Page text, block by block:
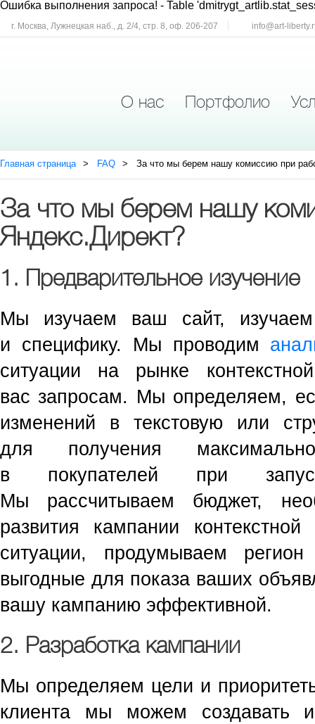
Ошибка выполнения запроса! - Table
г. Москва, Лужнецкая наб., д. 2/4, стр. 8, оф. 206-207 info@art-
О нас Портфолио
Главная страница FAQ За что мы берем нашу комиссию при
За что мы берем нашу
Яндекс.Директ?
1. Предварительное изучение
Мы изучаем ваш сайт,
и специфику. Мы проводим
ситуации на рынке
вас запросам. Мы определяем,
изменений в текстовую или
для получения
в покупателей при
Мы рассчитываем бюджет,
развития кампании
ситуации, продумываем
выгодные для показа ваших
вашу кампанию эффективной.
2. Разработка кампании
Мы определяем цели и
клиента мы можем создавать